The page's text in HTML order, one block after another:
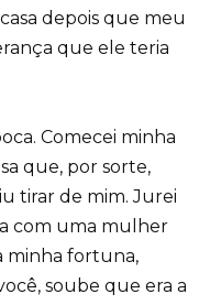
depois que meu
que ele teria
Comecei minha
que, por sorte,
tirar de mim. Jurei
com uma mulher
minha fortuna,
soube que era a